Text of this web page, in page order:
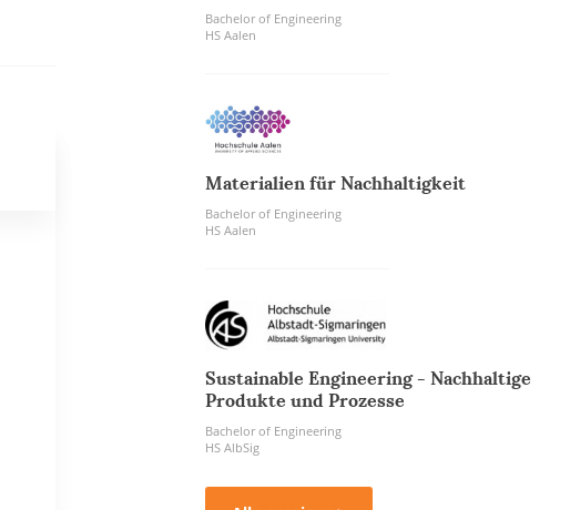
Bachelor of Engineering
HS Aalen
Materialien für Nachhaltigkeit
Bachelor of Engineering
HS Aalen
Sustainable Engineering - Nachhaltige
Produkte und Prozesse
Bachelor of Engineering
HS AlbSig